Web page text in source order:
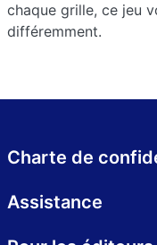
chaque grille, ce jeu
différemment.
Charte de
Assistance